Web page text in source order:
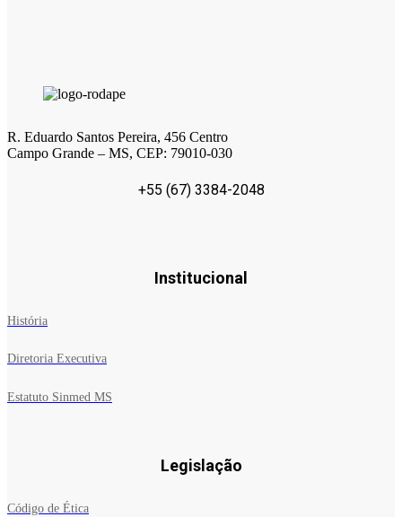
R. Eduardo Santos Pereira, 456 Centro
Campo Grande – MS, CEP: 79010-030
+55 (67) 3384-2048
Institucional
História
Diretoria Executiva
Estatuto Sinmed MS
Legislação
Código de Ética